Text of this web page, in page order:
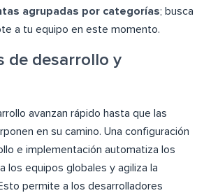
agrupadas por categorías; busca
a tu equipo en este momento.
de desarrollo y
avanzan rápido hasta que las
en su camino. Una configuración
e implementación automatiza los
los equipos globales y agiliza la
permite a los desarrolladores